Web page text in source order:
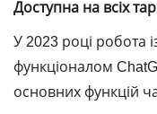
Доступна на всіх
У 2023 році робота
функціоналом
основних функцій